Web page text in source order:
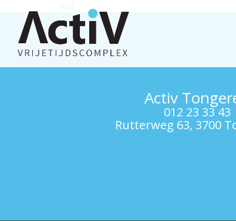
Activ
012 23 33 43
Rutterweg 63, 3700